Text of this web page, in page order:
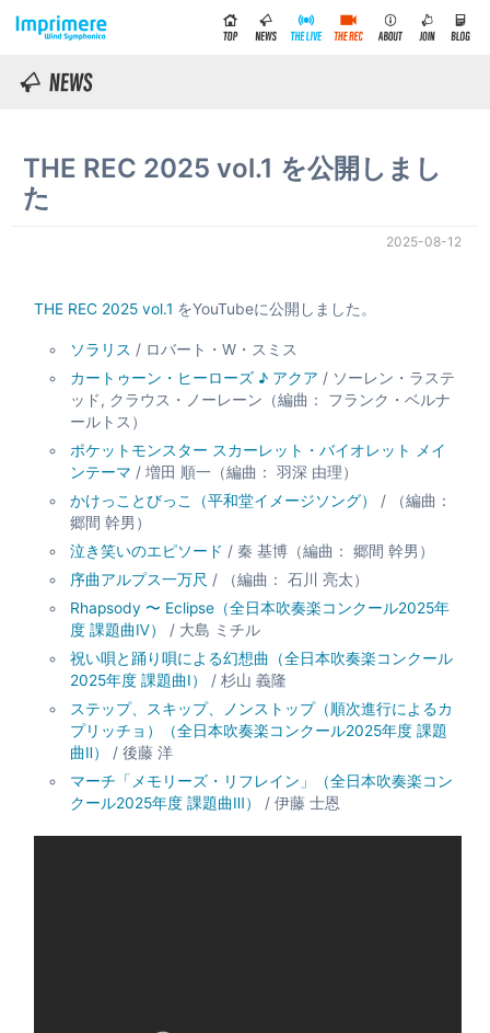
THE REC 2025 vol.1 を公開しまし
た
2025-08-12
THE REC 2025 vol.1 をYouTubeに公開しました。
ソラリス / ロバート・W・スミス
カートゥーン・ヒーローズ ♪ アクア / ソーレン・ラステ
ッド, クラウス・ノーレーン（編曲： フランク・ベルナ
ールトス）
ポケットモンスター スカーレット・バイオレット メイ
ンテーマ / 増田 順一（編曲： 羽深 由理）
かけっことびっこ（平和堂イメージソング）
/ （編曲：
郷間 幹男）
泣き笑いのエピソード / 秦 基博（編曲： 郷間 幹男）
序曲アルプス一万尺 / （編曲： 石川 亮太）
Rhapsody 〜 Eclipse（全日本吹奏楽コンクール2025年
度 課題曲Ⅳ）
/ 大島 ミチル
祝い唄と踊り唄による幻想曲（全日本吹奏楽コンクール
2025年度 課題曲Ⅰ）
/ 杉山 義隆
ステップ、スキップ、ノンストップ（順次進行によるカ
プリッチョ）（全日本吹奏楽コンクール2025年度 課題
曲Ⅱ）
/ 後藤 洋
マーチ「メモリーズ・リフレイン」（全日本吹奏楽コン
クール2025年度 課題曲Ⅲ）
/ 伊藤 士恩